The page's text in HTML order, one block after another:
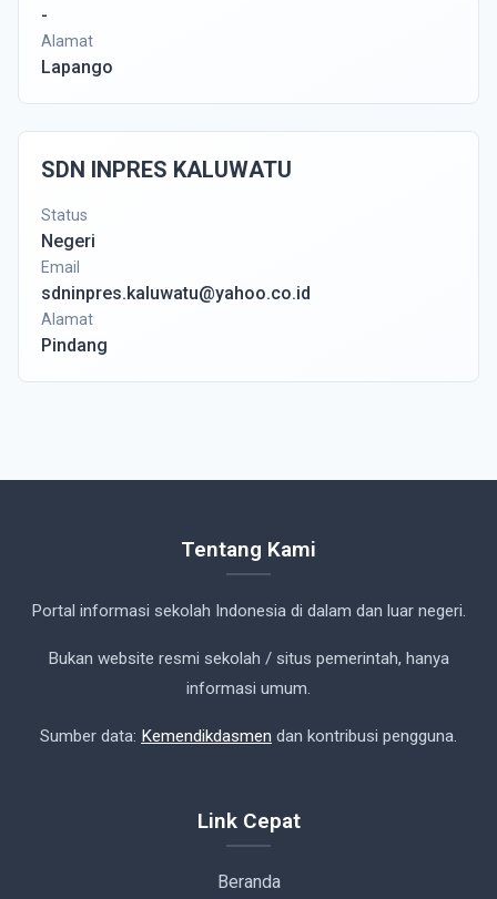
-
Alamat
Lapango
SDN INPRES KALUWATU
Status
Negeri
Email
sdninpres.kaluwatu@yahoo.co.id
Alamat
Pindang
Tentang Kami
Portal informasi sekolah Indonesia di dalam dan luar negeri.
Bukan website resmi sekolah / situs pemerintah, hanya
informasi umum.
Sumber data: Kemendikdasmen dan kontribusi pengguna.
Link Cepat
Beranda